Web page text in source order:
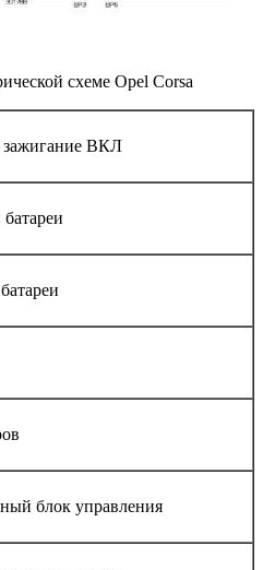
схеме Opel Corsa
ВКЛ
блок управления